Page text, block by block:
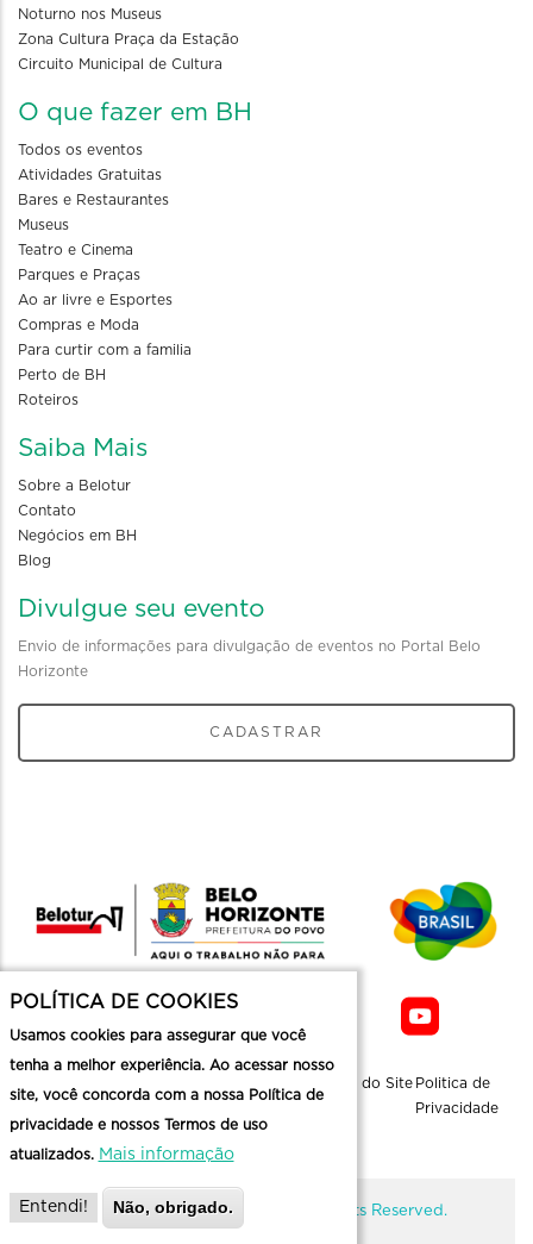
Noturno nos Museus
Zona Cultura Praça da Estação
Circuito Municipal de Cultura
O que fazer em BH
Todos os eventos
Atividades Gratuitas
Bares e Restaurantes
Museus
Teatro e Cinema
Parques e Praças
Ao ar livre e Esportes
Compras e Moda
Para curtir com a familia
Perto de BH
Roteiros
Saiba Mais
Sobre a Belotur
Contato
Negócios em BH
Blog
Divulgue seu evento
Envio de informações para divulgação de eventos no Portal Belo
Horizonte
CADASTRAR
Mapa do Site Politica de
Privacidade
@ Copyright Belotur 2026. All Rights Reserved.
POLÍTICA DE COOKIES
Usamos cookies para assegurar que você
tenha a melhor experiência. Ao acessar nosso
site, você concorda com a nossa Política de
privacidade e nossos Termos de uso
atualizados. Mais informação
Entendi! Não, obrigado.